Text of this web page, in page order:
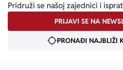
Pridruži se našoj zajednici i
PRIJAVI SE NA
PRONAĐI NAJBLIŽI